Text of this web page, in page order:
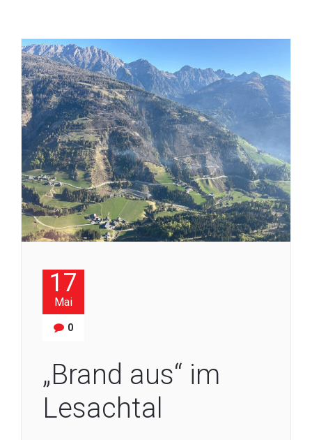
17
Mai
0
„Brand aus“ im
Lesachtal